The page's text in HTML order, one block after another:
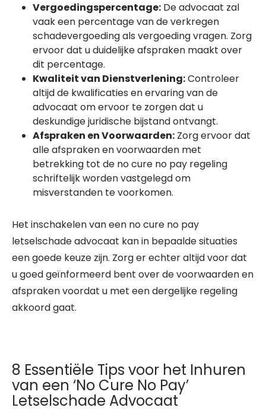
Vergoedingspercentage: De advocaat zal
vaak een percentage van de verkregen
schadevergoeding als vergoeding vragen. Zorg
ervoor dat u duidelijke afspraken maakt over
dit percentage.
Kwaliteit van Dienstverlening:Controleer
altijd de kwalificaties en ervaring van de
advocaat om ervoor te zorgen dat u
deskundige juridische bijstand ontvangt.
Afspraken en Voorwaarden: Zorg ervoor dat
alle afspraken en voorwaarden met
betrekking tot de no cure no pay regeling
schriftelijk worden vastgelegd om
misverstanden te voorkomen.
Het inschakelen van een no cure no pay
letselschade advocaat kan in bepaalde situaties
een goede keuze zijn. Zorg er echter altijd voor dat
u goed geïnformeerd bent over de voorwaarden en
afspraken voordat u met een dergelijke regeling
akkoord gaat.
8 Essentiële Tips voor het Inhuren
van een ‘No Cure No Pay’
Letselschade Advocaat